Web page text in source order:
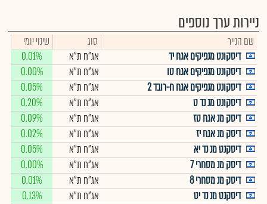
ניירות ערך נוספים
שם הנייר סוג
שינוי יומי
דיסקונט מנפיקים אגח יד
אג"ח ת"א
0.01%
דיסקונט מנפיקים אגח טו
אג"ח ת"א
0.00%
דיסקונט מנפיקים אגח ח-רובד 2
אג"ח ת"א
0.05%
דיסקונט מנ נד ט
אג"ח ת"א
0.20%
דיסק מנ אגח טז
אג"ח ת"א
0.09%
דיסק מנ אגח יז
אג"ח ת"א
0.02%
דיסקנט מנ נד יא
אג"ח ת"א
0.05%
דיסק מנ מסחרי 7
אג"ח ת"א
0.00%
דיסק מנ מסחרי 8
אג"ח ת"א
0.01%
דיסקנט מנ נד יט
אג"ח ת"א 0.13%